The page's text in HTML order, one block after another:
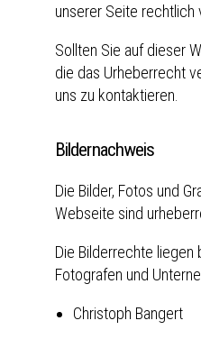
unserer Seite rechtlich
Sollten Sie auf dieser
die das Urheberrecht
uns zu kontaktieren.
Bildernachweis
Die Bilder, Fotos und
Webseite sind
Die Bilderrechte liegen
Fotografen und
Christoph Bangert